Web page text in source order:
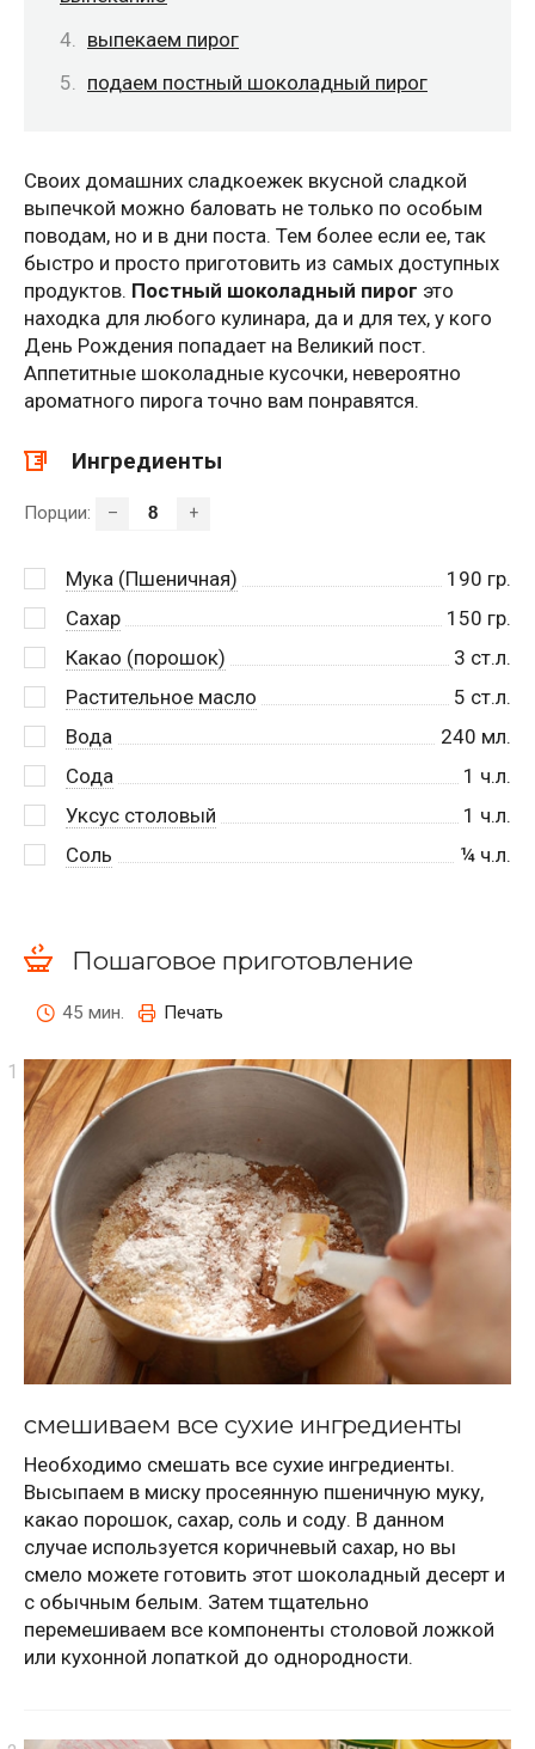
выпекаем пирог
подаем постный шоколадный пирог
Своих домашних сладкоежек вкусной сладкой
выпечкой можно баловать не только по особым
поводам, но и в дни поста. Тем более если ее, так
быстро и просто приготовить из самых доступных
продуктов. Постный шоколадный пирог это
находка для любого кулинара, да и для тех, у кого
День Рождения попадает на Великий пост.
Аппетитные шоколадные кусочки, невероятно
ароматного пирога точно вам понравятся.
Ингредиенты
Порции: – +
Мука (Пшеничная) 190 гр.
Сахар
150 гр.
Какао (порошок)
3 ст.л.
Растительное масло
5 ст.л.
Вода
240 мл.
Сода
1 ч.л.
Уксус столовый
1 ч.л.
Соль
¼ ч.л.
Пошаговое приготовление
45 мин. Печать
смешиваем все сухие ингредиенты
Необходимо смешать все сухие ингредиенты.
Высыпаем в миску просеянную пшеничную муку,
какао порошок, сахар, соль и соду. В данном
случае используется коричневый сахар, но вы
смело можете готовить этот шоколадный десерт и
с обычным белым. Затем тщательно
перемешиваем все компоненты столовой ложкой
или кухонной лопаткой до однородности.